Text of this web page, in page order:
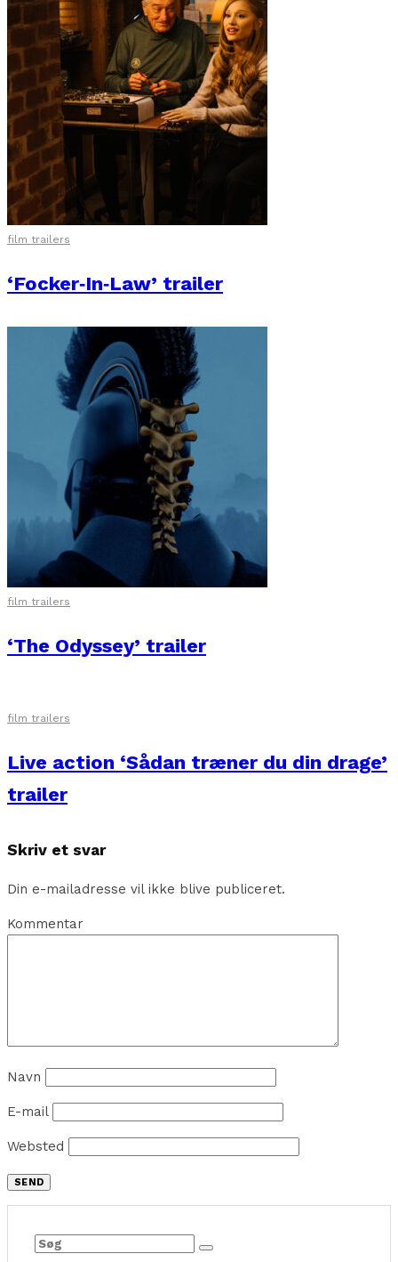
film trailers
‘Focker‑In‑Law’ trailer
film trailers
‘The Odyssey’ trailer
film trailers
Live action ‘Sådan træner du din drage’
trailer
Skriv et svar
Din e-mailadresse vil ikke blive publiceret.
Kommentar
Navn
E-mail
Websted